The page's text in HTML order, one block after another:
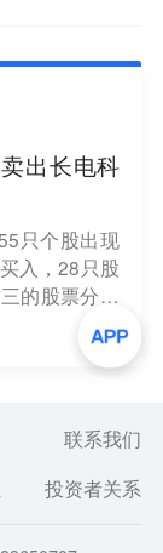
出长电科
只个股出现
入，28只股
的股票分别
入金额分别
机构净卖出
蔚蓝锂芯，
联系我们
投资者关系